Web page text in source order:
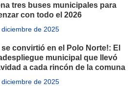
tres buses municipales para
con todo el 2026
de 2025
se convirtió en el Polo Norte!: El
municipal que llevó
a cada rincón de la comuna
diciembre de 2025